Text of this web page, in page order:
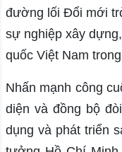
đường lối Đổi mới
sự nghiệp xây
quốc Việt Nam
Nhấn mạnh công
diện và đồng bộ
dụng và phát triển